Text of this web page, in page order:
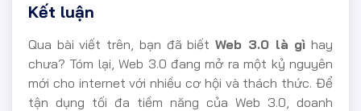
Kết luận
Qua bài viết trên, bạn đã biếtWeb 3.0 là gì hay
chưa? Tóm lại, Web 3.0 đang mở ra một kỷ nguyên
mới cho internet với nhiều cơ hội và thách thức. Để
tận dụng tối đa tiềm năng của Web 3.0, doanh